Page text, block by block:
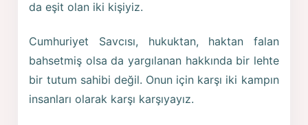
da eşit olan iki kişiyiz.
Cumhuriyet Savcısı, hukuktan, haktan falan
bahsetmiş olsa da yargılanan hakkında bir lehte
bir tutum sahibi değil. Onun için karşı iki kampın
insanları olarak karşı karşıyayız.